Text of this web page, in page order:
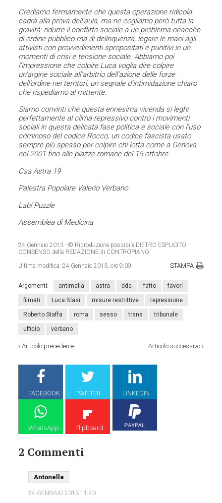
Crediamo fermamente che questa operazione ridicola
cadrà alla prova dell’aula, ma ne cogliamo però tutta la
gravità: ridurre il conflitto sociale a un problema neanche
di ordine pubblico ma di delinquenza, legare le mani agli
attivisti con provvedimenti spropositati e punitivi in un
momenti di crisi e tensione sociale. Abbiamo poi
l’impressione che colpire Luca voglia dire colpire
un’argine sociale all’arbitrio dell’azione delle forze
dell’ordine nei territori, un segnale d’intimidazione chiaro
che rispediamo al mittente.
Siamo convinti che questa ennesima vicenda si leghi
perfettamente al clima repressivo contro i movimenti
sociali in questa delicata fase politica e sociale con l’uso
criminoso del codice Rocco, un codice fascista usato
sempre più spesso per colpire chi lotta come a Genova
nel 2001 fino alle piazze romane del 15 ottobre.
Csa Astra 19
Palestra Popolare Valerio Verbano
Lab! Puzzle
Assemblea di Medicina
24 Gennaio 2013 - © Riproduzione possibile DIETRO ESPLICITO
CONSENSO della REDAZIONE di CONTROPIANO
Ultima modifica:24 Gennaio 2013, ore 9:09 STAMPA
Argomenti: antimafia astra dda fatto favori
filmati Luca Blasi misure restrittive repressione
Roberto Staffa roma sesso trans tribunale
ufficio verbano
‹Articolo precedente Articolo successivo›
FACEBOOK TWITTER LINKEDIN
WhatsApp Flipboard
2 Commenti
Antonella
24 GENNAIO 2013 11:40